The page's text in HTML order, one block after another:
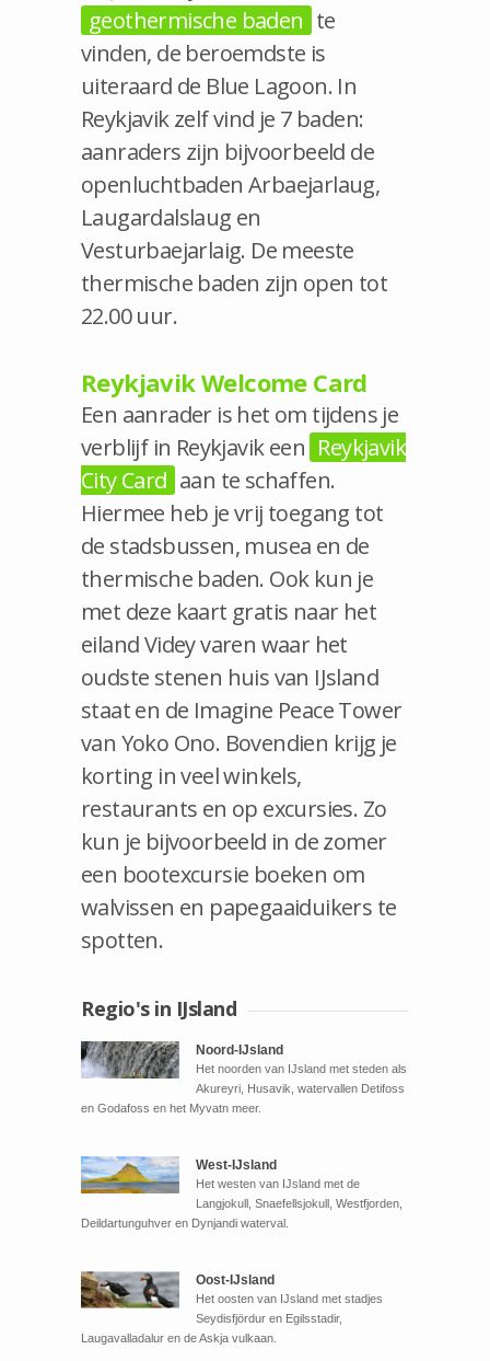
geothermische baden te
vinden, de beroemdste is
uiteraard de Blue Lagoon. In
Reykjavik zelf vind je 7 baden:
aanraders zijn bijvoorbeeld de
openluchtbaden Arbaejarlaug,
Laugardalslaug en
Vesturbaejarlaig. De meeste
thermische baden zijn open tot
22.00 uur.
Reykjavik Welcome Card
Een aanrader is het om tijdens je
verblijf in Reykjavik een Reykjavik
City Card aan te schaffen.
Hiermee heb je vrij toegang tot
de stadsbussen, musea en de
thermische baden. Ook kun je
met deze kaart gratis naar het
eiland Videy varen waar het
oudste stenen huis van IJsland
staat en de Imagine Peace Tower
van Yoko Ono. Bovendien krijg je
korting in veel winkels,
restaurants en op excursies. Zo
kun je bijvoorbeeld in de zomer
een bootexcursie boeken om
walvissen en papegaaiduikers te
spotten.
Regio's in IJsland
Noord-IJsland
Het noorden van IJsland met steden als
Akureyri, Husavik, watervallen Detifoss
en Godafoss en het Myvatn meer.
West-IJsland
Het westen van IJsland met de
Langjokull, Snaefellsjokull, Westfjorden,
Deildartunguhver en Dynjandi waterval.
Oost-IJsland
Het oosten van IJsland met stadjes
Seydisfjördur en Egilsstadir,
Laugavalladalur en de Askja vulkaan.